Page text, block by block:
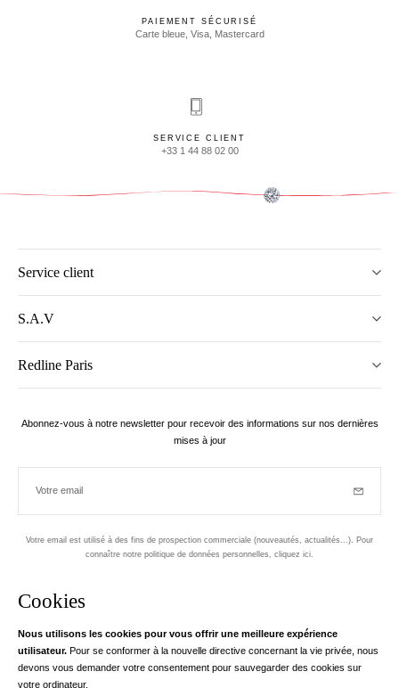
Cookies
Nous utilisons les cookies pour vous offrir une meilleure expérience
utilisateur. Pour se conformer à la nouvelle directive concernant la vie privée, nous
devons vous demander votre consentement pour sauvegarder des cookies sur
votre ordinateur.
PAIEMENT SÉCURISÉ
Carte bleue, Visa, Mastercard
SERVICE CLIENT
+33 1 44 88 02 00
Service client
S.A.V
Redline Paris
Abonnez-vous à notre newsletter pour recevoir des informations sur nos dernières
mises à jour
Votre email
Votre email est utilisé à des fins de prospection commerciale (nouveautés, actualités...). Pour
connaître notre politique de données personnelles, cliquez ici
Instagram
Votre adresse email